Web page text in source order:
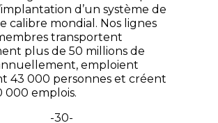
d’un système de
calibre mondial. Nos lignes
transportent
plus de 50 millions de
emploient
43 000 personnes et créent
000 emplois.
-30-